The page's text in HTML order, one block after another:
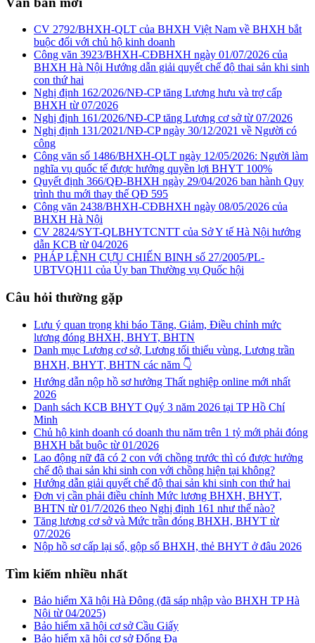
CV 2792/BHXH-QLT của BHXH Việt Nam về BHXH bắt
buộc đối với chủ hộ kinh doanh
Công văn 3923/BHXH-CĐBHXH ngày 01/07/2026 của
BHXH Hà Nội Hướng dẫn giải quyết chế độ thai sản khi sinh
con thứ hai
Nghị định 162/2026/NĐ-CP tăng Lương hưu và trợ cấp
BHXH từ 07/2026
Nghị định 161/2026/NĐ-CP tăng Lương cơ sở từ 07/2026
Nghị định 131/2021/NĐ-CP ngày 30/12/2021 về Người có
công
Công văn số 1486/BHXH-QLT ngày 12/05/2026: Người làm
nghĩa vụ quốc tế được hưởng quyền lợi BHYT 100%
Quyết định 366/QĐ-BHXH ngày 29/04/2026 ban hành Quy
trình thu mới thay thế QĐ 595
Công văn 2438/BHXH-CĐBHXH ngày 08/05/2026 của
BHXH Hà Nội
CV 2824/SYT-QLBHYTCNTT của Sở Y tế Hà Nội hướng
dẫn KCB từ 04/2026
PHÁP LỆNH CỰU CHIẾN BINH số 27/2005/PL-
UBTVQH11 của Ủy ban Thường vụ Quốc hội
Câu hỏi thường gặp
Lưu ý quan trọng khi báo Tăng, Giảm, Điều chỉnh mức
lương đóng BHXH, BHYT, BHTN
Danh mục Lương cơ sở, Lương tối thiểu vùng, Lương trần
BHXH, BHYT, BHTN các năm 👇
Hướng dẫn nộp hồ sơ hưởng Thất nghiệp online mới nhất
2026
Danh sách KCB BHYT Quý 3 năm 2026 tại TP Hồ Chí
Minh
Chủ hộ kinh doanh có doanh thu năm trên 1 tỷ mới phải đóng
BHXH bắt buộc từ 01/2026
Lao động nữ đã có 2 con với chồng trước thì có được hưởng
chế độ thai sản khi sinh con với chồng hiện tại không?
Hướng dẫn giải quyết chế độ thai sản khi sinh con thứ hai
Đơn vị cần phải điều chỉnh Mức lương BHXH, BHYT,
BHTN từ 01/7/2026 theo Nghị định 161 như thế nào?
Tăng lương cơ sở và Mức trần đóng BHXH, BHYT từ
07/2026
Nộp hồ sơ cấp lại sổ, gộp sổ BHXH, thẻ BHYT ở đâu 2026
Tìm kiếm nhiều nhất
Bảo hiểm Xã hội Hà Đông (đã sáp nhập vào BHXH TP Hà
Nội từ 04/2025)
Bảo hiểm xã hội cơ sở Cầu Giấy
Bảo hiểm xã hội cơ sở Đống Đa